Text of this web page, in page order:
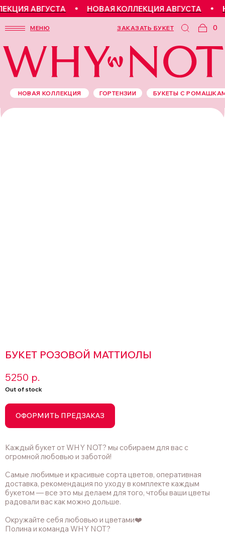
АВГУСТА НОВАЯ КОЛЛЕКЦИЯ АВГУСТА
МЕНЮ 0
ЗАКАЗАТЬ БУКЕТ
БУКЕТЫ С
НОВАЯ КОЛЛЕКЦИЯ ГОРТЕНЗИИ
БУКЕТ РОЗОВОЙ МАТТИОЛЫ
5250 р.
Out of stock
ОФОРМИТЬ ПРЕДЗАКАЗ
Каждый букет от WHY NOT? мы собираем для вас с
огромной любовью и заботой!
Самые любимые и красивые сорта цветов, оперативная
доставка, рекомендация по уходу в комплекте каждым
букетом — все это мы делаем для того, чтобы ваши цветы
радовали вас как можно дольше.
Окружайте себя любовью и цветами❤️
Полина и команда WHY NOT?